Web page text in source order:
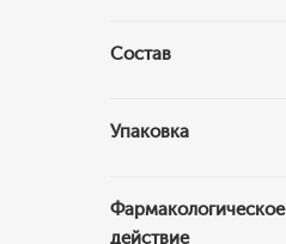
Состав
Упаковка
Фармакологическое
действие